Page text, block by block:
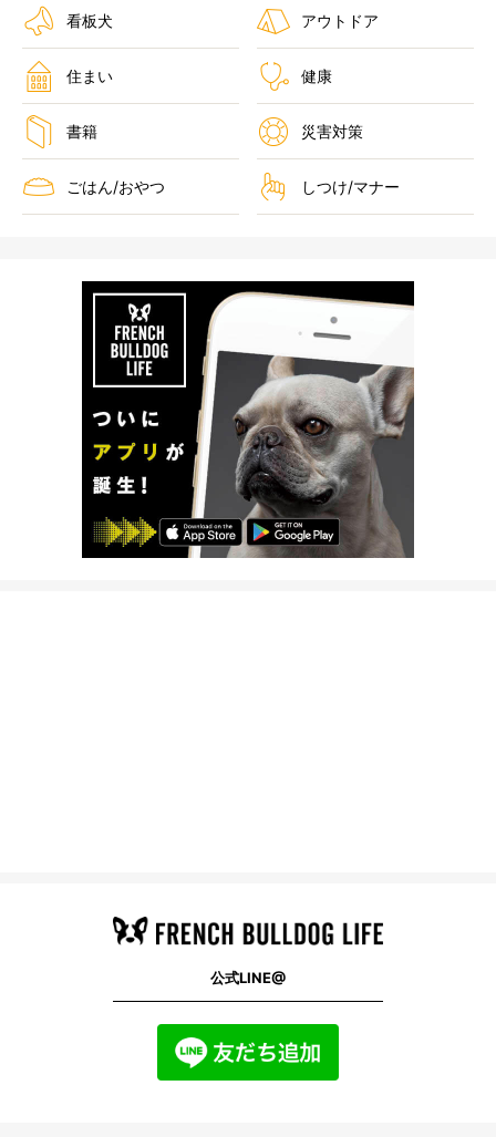
看板犬 アウトドア
住まい 健康
書籍 災害対策
ごはん/おやつ しつけ/マナー
公式LINE@